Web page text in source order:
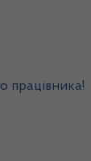
працівника!